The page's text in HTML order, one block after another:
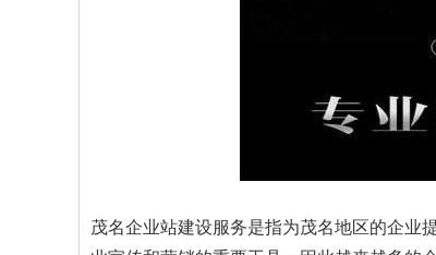
茂名企业站建设服务是指为茂名地区的企业